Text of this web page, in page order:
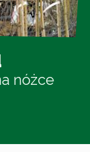
nóżce